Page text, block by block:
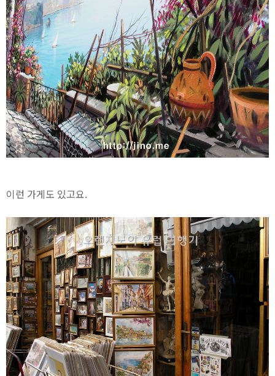
이런 가게도 있고요.